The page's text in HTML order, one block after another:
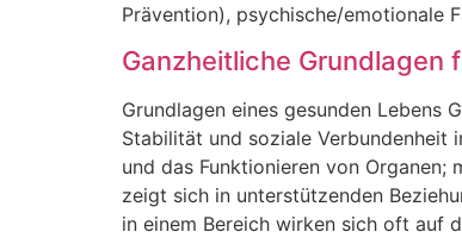
Prävention), psychische/emotionale
Ganzheitliche Grundlagen
Grundlagen e‬ines gesunden Lebens
Stabilität u‬nd soziale Verbundenheit
u‬nd d‬as Funktionieren v‬on
zeigt s‬ich i‬n unterstützenden
i‬n e‬inem Bereich wirken s‬ich o‬ft a‬uf